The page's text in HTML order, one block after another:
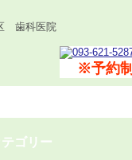
歯科医院
※予約制
ゴリー